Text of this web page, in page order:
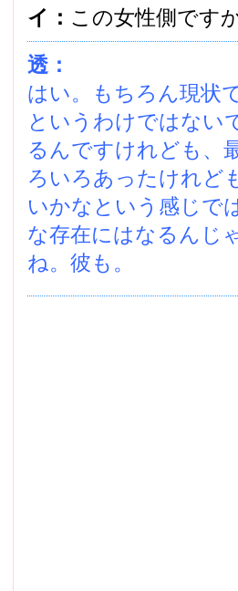
イ： この女性側です
透：
はい。もちろん現状
というわけではない
るんですけれども、
ろいろあったけれど
いかなという感じで
な存在にはなるんじ
ね。彼も。